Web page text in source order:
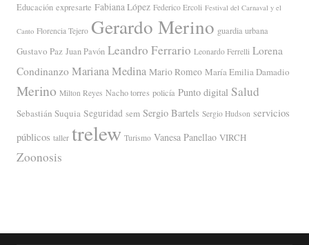
Educación expresarte Fabiana López Federico Ercoli Festival del Carnaval y el
Canto Florencia Tejero Gerardo Merino guardia urbana
Gustavo Paz Juan Pavón Leandro Ferrario Leonardo Ferrelli Lorena
Condinanzo Mariana Medina Mario Romeo María Emilia Damadio
Merino Milton Reyes Nacho torres policía Punto digital Salud
Sebastián Suquia Seguridad sem Sergio Bartels Sergio Hudson servicios
públicos taller trelew Turismo Vanesa Panellao VIRCH
Zoonosis